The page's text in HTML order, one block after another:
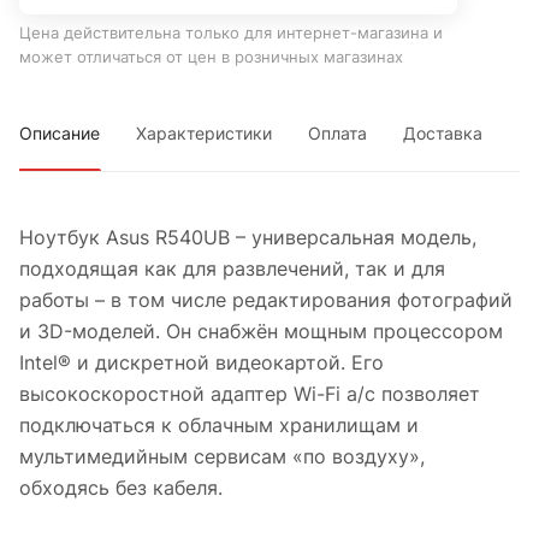
Цена действительна только для интернет-магазина и
может отличаться от цен в розничных магазинах
Описание Характеристики Оплата Доставка
Ноутбук Asus R540UB – универсальная модель,
подходящая как для развлечений, так и для
работы – в том числе редактирования фотографий
и 3D-моделей. Он снабжён мощным процессором
Intel® и дискретной видеокартой. Его
высокоскоростной адаптер Wi-Fi a/c позволяет
подключаться к облачным хранилищам и
мультимедийным сервисам «по воздуху»,
обходясь без кабеля.